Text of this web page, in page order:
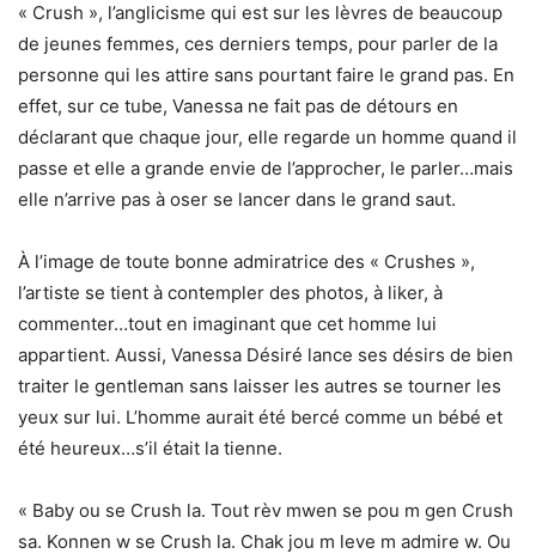
« Crush », l’anglicisme qui est sur les lèvres de beaucoup
de jeunes femmes, ces derniers temps, pour parler de la
personne qui les attire sans pourtant faire le grand pas. En
effet, sur ce tube, Vanessa ne fait pas de détours en
déclarant que chaque jour, elle regarde un homme quand il
passe et elle a grande envie de l’approcher, le parler…mais
elle n’arrive pas à oser se lancer dans le grand saut.
À l’image de toute bonne admiratrice des « Crushes »,
l’artiste se tient à contempler des photos, à liker, à
commenter…tout en imaginant que cet homme lui
appartient. Aussi, Vanessa Désiré lance ses désirs de bien
traiter le gentleman sans laisser les autres se tourner les
yeux sur lui. L’homme aurait été bercé comme un bébé et
été heureux…s’il était la tienne.
« Baby ou se Crush la. Tout rèv mwen se pou m gen Crush
sa. Konnen w se Crush la. Chak jou m leve m admire w. Ou